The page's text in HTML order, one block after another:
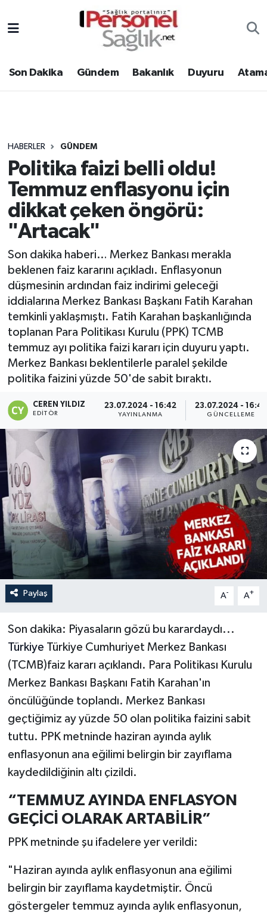
Son Dakika Gündem Bakanlık Duyuru
HABERLER GÜNDEM
Politika faizi belli oldu!
Temmuz enflasyonu için
dikkat çeken öngörü:
"Artacak"
Son dakika haberi… Merkez Bankası merakla
beklenen faiz kararını açıkladı. Enflasyonun
düşmesinin ardından faiz indirimi geleceği
iddialarına Merkez Bankası Başkanı Fatih Karahan
temkinli yaklaşmıştı. Fatih Karahan başkanlığında
toplanan Para Politikası Kurulu (PPK) TCMB
temmuz ayı politika faizi kararı için duyuru yaptı.
Merkez Bankası beklentilerle paralel şekilde
politika faizini yüzde 50'de sabit bıraktı.
CEREN YILDIZ
EDITÖR
23.07.2024 - 16:42
YAYINLANMA
23.07.2024 - 16:45
GÜNCELLEME
Paylaş A- A+
Son dakika: Piyasaların gözü bu karardaydı...
Türkiye Türkiye Cumhuriyet Merkez Bankası
(TCMB)faiz kararı açıklandı. Para Politikası Kurulu
Merkez Bankası Başkanı Fatih Karahan'ın
öncülüğünde toplandı. Merkez Bankası
geçtiğimiz ay yüzde 50 olan politika faizini sabit
tuttu. PPK metninde haziran ayında aylık
enflasyonun ana eğilimi belirgin bir zayıflama
kaydedildiğinin altı çizildi.
“TEMMUZ AYINDA ENFLASYON
GEÇİCİ OLARAK ARTABİLİR”
PPK metninde şu ifadelere yer verildi:
"Haziran ayında aylık enflasyonun ana eğilimi
belirgin bir zayıflama kaydetmiştir. Öncü
göstergeler temmuz ayında aylık enflasyonun,
Gündem
Atamalar
Mevzuat
Sendika
Kpss - Sınav
Nöbetçi Eczaneler
Hava Durumu
Tüm Manşetler
Son Dakika Haberleri
Haber Arşivi